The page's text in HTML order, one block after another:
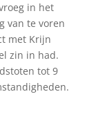
in het
van te voren
met Krijn
zin in had.
tot 9